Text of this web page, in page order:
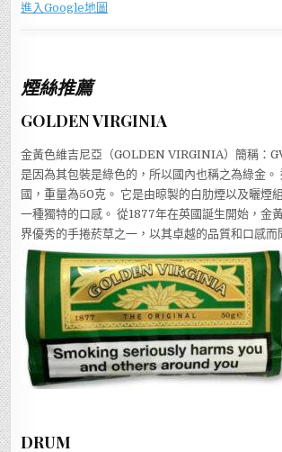
進入Google地圖
煙絲推薦
GOLDEN VIRGINIA
金黃色維吉尼亞（GOLDEN VIRGINIA）簡稱：
是因為其包裝是綠色的，所以國內也稱之為綠金。
國，重量為50克。 它是由晾製的白肋煙以及曬煙
一種獨特的口感。 從1877年在英國誕生開始，金
界優秀的手捲菸草之一，以其卓越的品質和口感而
DRUM